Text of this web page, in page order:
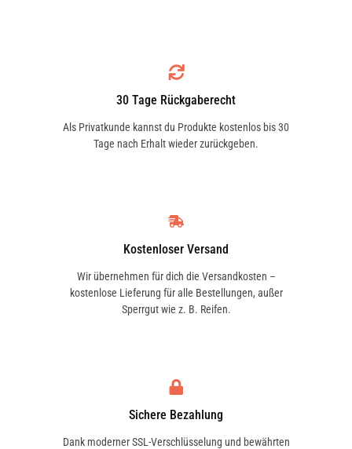
30 Tage Rückgaberecht
Als Privatkunde kannst du Produkte kostenlos bis 30
Tage nach Erhalt wieder zurückgeben.
Kostenloser Versand
Wir übernehmen für dich die Versandkosten –
kostenlose Lieferung für alle Bestellungen, außer
Sperrgut wie z. B. Reifen.
Sichere Bezahlung
Dank moderner SSL-Verschlüsselung und bewährten